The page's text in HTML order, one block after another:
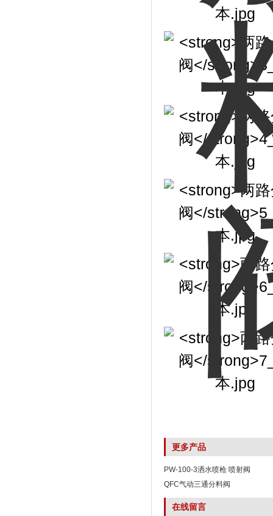
更多产品
PW-100-3洒水喷枪 喷射阀
QFC气动三通分料阀
在线留言